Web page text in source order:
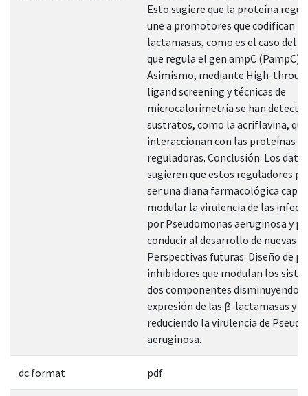
Esto sugiere que la proteína
une a promotores que codifican β-
lactamasas, como es el caso del
que regula el gen ampC (PampC).
Asimismo, mediante High-
ligand screening y técnicas de
microcalorimetría se han
sustratos, como la acriflavina, que
interaccionan con las proteínas
reguladoras. Conclusión. Los
sugieren que estos reguladores
ser una diana farmacológica
modular la virulencia de las
por Pseudomonas aeruginosa y
conducir al desarrollo de nuevas
Perspectivas futuras. Diseño de
inhibidores que modulan los
dos componentes disminuyendo
expresión de las β-lactamasas y
reduciendo la virulencia de
aeruginosa.
dc.format pdf